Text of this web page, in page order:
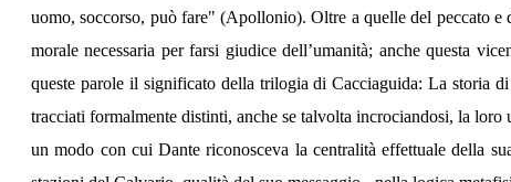
uomo, soccorso, può fare" (Apollonio). Oltre a quelle del peccato
morale necessaria per farsi giudice dell’umanità; anche questa
queste parole il significato della trilogia di Cacciaguida: La storia
tracciati formalmente distinti, anche se talvolta incrociandosi, la
un modo con cui Dante riconosceva la centralità effettuale della